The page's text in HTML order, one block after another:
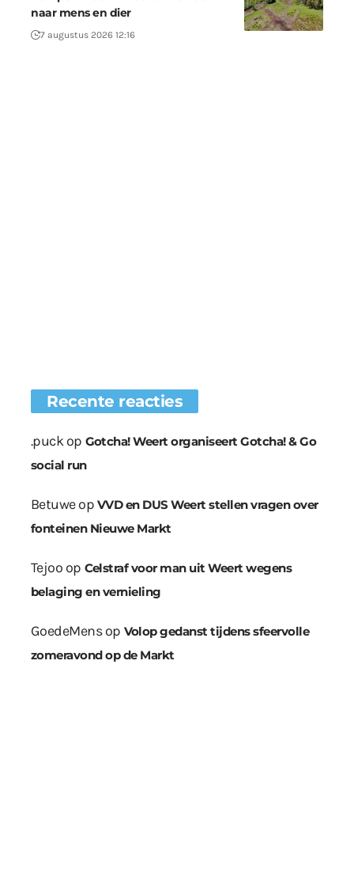
naar mens en dier
7 augustus 2026 12:16
Recente reacties
.puckop Gotcha! Weert organiseert Gotcha! & Go
social run
Betuweop VVD en DUS Weert stellen vragen over
fonteinen Nieuwe Markt
Tejoo op Celstraf voor man uit Weert wegens
belaging en vernieling
GoedeMensop Volop gedanst tijdens sfeervolle
zomeravond op de Markt